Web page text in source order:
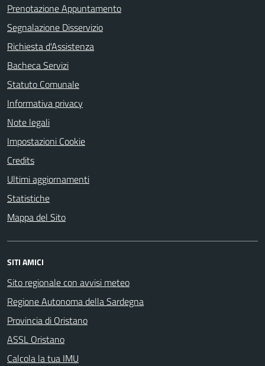
Prenotazione Appuntamento
Segnalazione Disservizio
Richiesta d'Assistenza
Bacheca Servizi
Statuto Comunale
Informativa privacy
Note legali
Impostazioni Cookie
Credits
Ultimi aggiornamenti
Statistiche
Mappa del Sito
SITI AMICI
Sito regionale con avvisi meteo
Regione Autonoma della Sardegna
Provincia di Oristano
ASSL Oristano
Calcola la tua IMU